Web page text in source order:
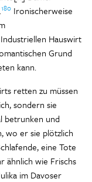
180 Ironischerweise
Hauswirt
Grund
kann.
retten zu müssen
sondern sie
betrunken und
wo er sie plötzlich
eine Tote
ähnlich wie Frischs
im Davoser